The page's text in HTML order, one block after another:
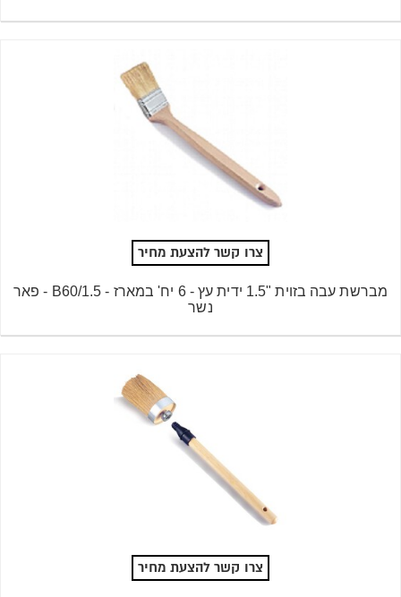
צרו קשר להצעת מחיר
מברשת עבה בזוית "1.5 ידית עץ - 6 יח' במארז - B60/1.5 - פאר
נשר
צרו קשר להצעת מחיר